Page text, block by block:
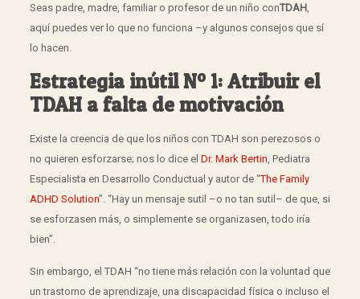
Seas padre, madre, familiar o profesor de un niño conTDAH,
aquí puedes ver lo que no funciona –y algunos consejos que sí
lo hacen.
Estrategia inútil Nº 1: Atribuir el
TDAH a falta de motivación
Existe la creencia de que los niños con TDAH son perezosos o
no quieren esforzarse; nos lo dice el Dr. Mark Bertin , Pediatra
Especialista en Desarrollo Conductual y autor de “The Family
ADHD Solution”. “Hay un mensaje sutil –o no tan sutil– de que, si
se esforzasen más, o simplemente se organizasen, todo iría
bien”.
Sin embargo, el TDAH “no tiene más relación con la voluntad que
un trastorno de aprendizaje, una discapacidad física o incluso el